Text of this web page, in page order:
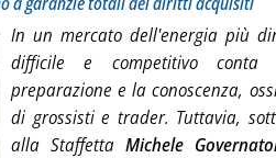
In un mercato dell'energia più
difficile e competitivo
preparazione e la conoscenza,
di grossisti e trader. Tuttavia,
alla Staffetta Michele